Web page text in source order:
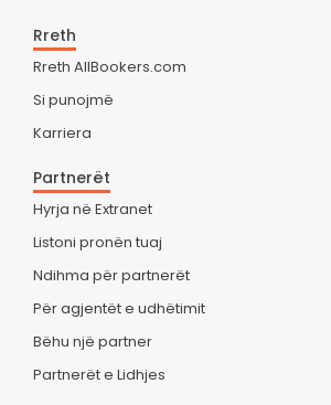
Rreth
Rreth AllBookers.com
Si punojmë
Karriera
Partnerët
Hyrja në Extranet
Listoni pronën tuaj
Ndihma për partnerët
Për agjentët e udhëtimit
Bëhu një partner
Partnerët e Lidhjes